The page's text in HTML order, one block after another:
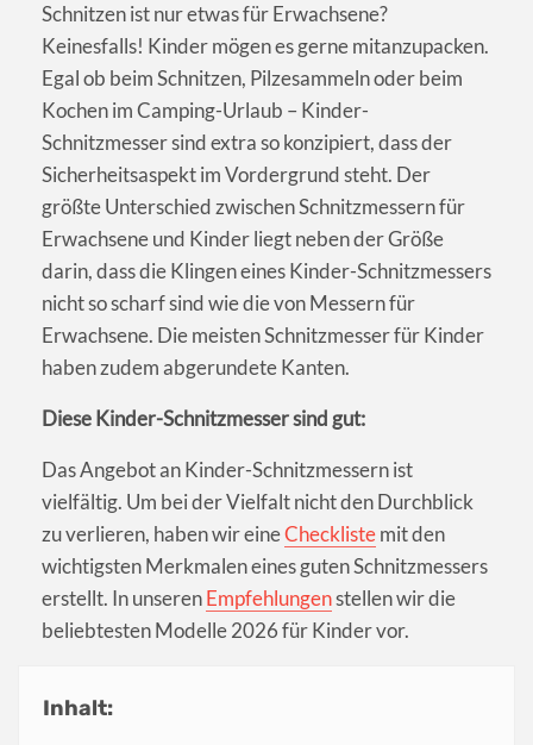
Schnitzen ist nur etwas für Erwachsene?
Keinesfalls! Kinder mögen es gerne mitanzupacken.
Egal ob beim Schnitzen, Pilzesammeln oder beim
Kochen im Camping-Urlaub – Kinder-
Schnitzmesser sind extra so konzipiert, dass der
Sicherheitsaspekt im Vordergrund steht. Der
größte Unterschied zwischen Schnitzmessern für
Erwachsene und Kinder liegt neben der Größe
darin, dass die Klingen eines Kinder-Schnitzmessers
nicht so scharf sind wie die von Messern für
Erwachsene. Die meisten Schnitzmesser für Kinder
haben zudem abgerundete Kanten.
Diese Kinder-Schnitzmesser sind gut:
Das Angebot an Kinder-Schnitzmessern ist
vielfältig. Um bei der Vielfalt nicht den Durchblick
zu verlieren, haben wir eineChecklistemit den
wichtigsten Merkmalen eines guten Schnitzmessers
erstellt. In unserenEmpfehlungenstellen wir die
beliebtesten Modelle 2026 für Kinder vor.
Inhalt: